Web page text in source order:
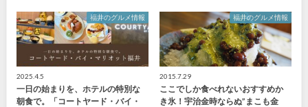
福井のグルメ情報
2025.4.5
一日の始まりを、ホテルの特別な
朝食で。「コートヤード・バイ・
福井のグルメ情報
2015.7.29
ここでしか食べれないおすすめか
き氷！宇治金時ならぬ”まこも金